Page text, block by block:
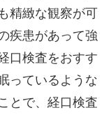
精緻な観察が可
疾患があって強
口検査をおすす
っているような
とで、経口検査